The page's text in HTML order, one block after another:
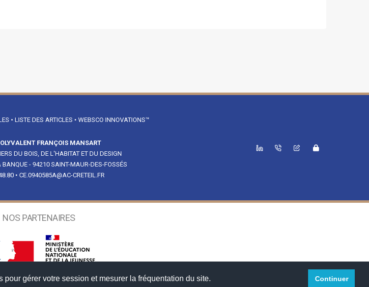
gérer votre session et mesurer la fréquentation du site. Continuer
• LISTE DES ARTICLES • WEBSCO INNOVATIONS™
FRANÇOIS MANSART
DU BOIS, DE L'HABITAT ET DU DESIGN
BANQUE - 94210 SAINT-MAUR-DES-FOSSÉS
• CE.0940585A@AC-CRETEIL.FR
NOS PARTENAIRES